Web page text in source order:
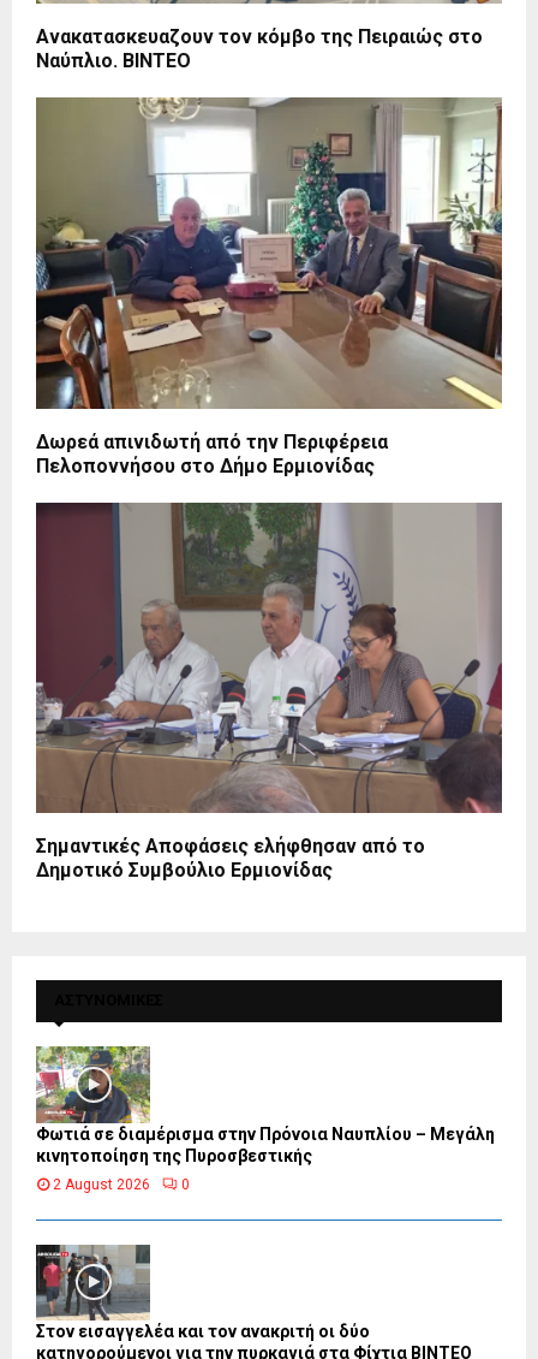
Ανακατασκευαζουν τον κόμβο της Πειραιώς στο
Ναύπλιο. BINTEO
Δωρεά απινιδωτή από την Περιφέρεια
Πελοποννήσου στο Δήμο Ερμιονίδας
Σημαντικές Aποφάσεις ελήφθησαν από το
Δημοτικό Συμβούλιο Ερμιονίδας
Φωτιά σε διαμέρισμα στην Πρόνοια Ναυπλίου – Μεγάλη
κινητοποίηση της Πυροσβεστικής
2 August 2026 0
Στον εισαγγελέα και τον ανακριτή οι δύο
κατηγορούμενοι για την πυρκαγιά στα Φίχτια ΒΙΝΤΕΟ